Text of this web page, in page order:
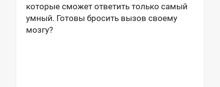
которые сможет ответить только самый
умный. Готовы бросить вызов своему
мозгу?